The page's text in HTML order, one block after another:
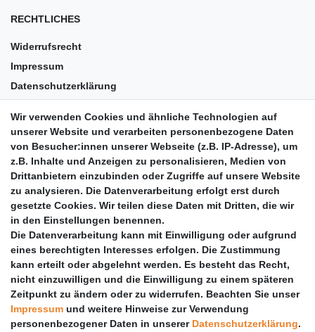
RECHTLICHES
Widerrufsrecht
Impressum
Datenschutzerklärung
Barrierefreiheit
Anleitungen
Vertrag widerrufen
PARTNER
DHL
GLS
PaketPLUS
SPONSORING
Wir verwenden Cookies und ähnliche Technologien auf
unserer Website und verarbeiten personenbezogene Daten
von Besucher:innen unserer Webseite (z.B. IP-Adresse), um
z.B. Inhalte und Anzeigen zu personalisieren, Medien von
Drittanbietern einzubinden oder Zugriffe auf unsere Website
zu analysieren. Die Datenverarbeitung erfolgt erst durch
gesetzte Cookies. Wir teilen diese Daten mit Dritten, die wir
in den Einstellungen benennen.
Die Datenverarbeitung kann mit Einwilligung oder aufgrund
eines berechtigten Interesses erfolgen. Die Zustimmung
kann erteilt oder abgelehnt werden. Es besteht das Recht,
nicht einzuwilligen und die Einwilligung zu einem späteren
Zeitpunkt zu ändern oder zu widerrufen. Beachten Sie unser
Impressum und weitere Hinweise zur Verwendung
personenbezogener Daten in unserer Daten­schutz­erklärung.